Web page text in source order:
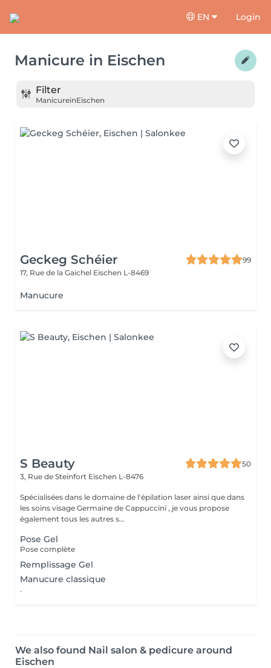
EN Login
Manicure in Eischen
Filter
ManicureinEischen
Geckeg Schéier
99
17, Rue de la Gaichel Eischen L-8469
Manucure
S Beauty
50
3, Rue de Steinfort Eischen L-8476
Spécialisées dans le domaine de l'épilation laser ainsi que dans
les soins visage Germaine de Cappuccini , je vous propose
également tous les autres s...
Pose Gel
Pose complète
Remplissage Gel
Manucure classique
.
We also found Nail salon & pedicure around
Eischen